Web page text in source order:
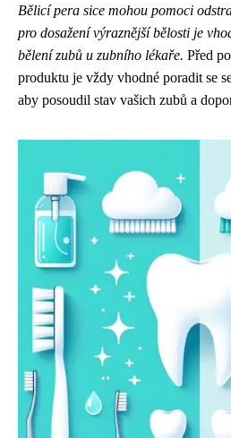
Bělicí pera sice mohou pomoci
pro dosažení výraznější bělosti je
bělení zubů u zubního lékaře. Před
produktu je vždy vhodné poradit se
aby posoudil stav vašich zubů a